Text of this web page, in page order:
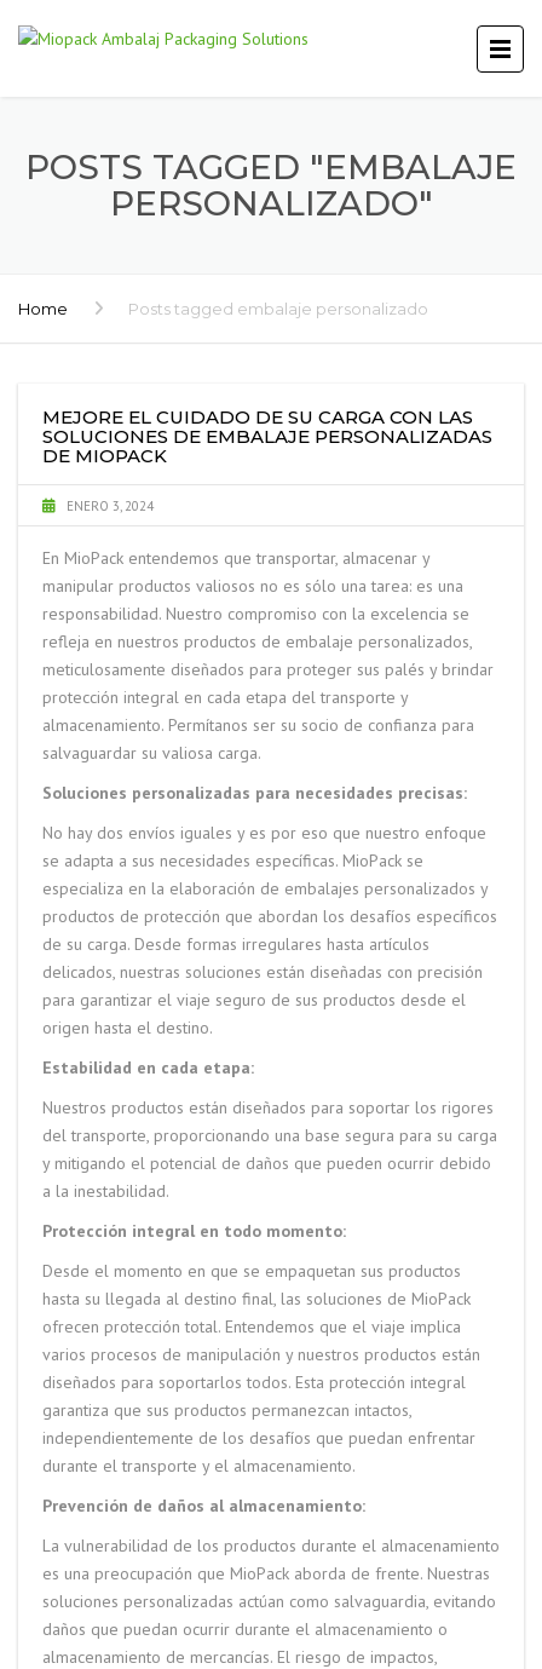
POSTS TAGGED "EMBALAJE
PERSONALIZADO"
Home Posts tagged embalaje personalizado
MEJORE EL CUIDADO DE SU CARGA CON LAS
SOLUCIONES DE EMBALAJE PERSONALIZADAS
DE MIOPACK
ENERO 3, 2024
En MioPack entendemos que transportar, almacenar y
manipular productos valiosos no es sólo una tarea: es una
responsabilidad. Nuestro compromiso con la excelencia se
refleja en nuestros productos de embalaje personalizados,
meticulosamente diseñados para proteger sus palés y brindar
protección integral en cada etapa del transporte y
almacenamiento. Permítanos ser su socio de confianza para
salvaguardar su valiosa carga.
Soluciones personalizadas para necesidades precisas:
No hay dos envíos iguales y es por eso que nuestro enfoque
se adapta a sus necesidades específicas. MioPack se
especializa en la elaboración de embalajes personalizados y
productos de protección que abordan los desafíos específicos
de su carga. Desde formas irregulares hasta artículos
delicados, nuestras soluciones están diseñadas con precisión
para garantizar el viaje seguro de sus productos desde el
origen hasta el destino.
Estabilidad en cada etapa:
Nuestros productos están diseñados para soportar los rigores
del transporte, proporcionando una base segura para su carga
y mitigando el potencial de daños que pueden ocurrir debido
a la inestabilidad.
Protección integral en todo momento:
Desde el momento en que se empaquetan sus productos
hasta su llegada al destino final, las soluciones de MioPack
ofrecen protección total. Entendemos que el viaje implica
varios procesos de manipulación y nuestros productos están
diseñados para soportarlos todos. Esta protección integral
garantiza que sus productos permanezcan intactos,
independientemente de los desafíos que puedan enfrentar
durante el transporte y el almacenamiento.
Prevención de daños al almacenamiento:
La vulnerabilidad de los productos durante el almacenamiento
es una preocupación que MioPack aborda de frente. Nuestras
soluciones personalizadas actúan como salvaguardia, evitando
daños que puedan ocurrir durante el almacenamiento o
almacenamiento de mercancías. El riesgo de impactos,